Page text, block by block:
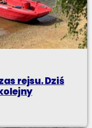
rejsu. Dziś